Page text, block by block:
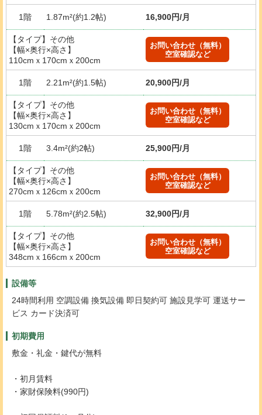
1階 1.87m²(約1.2帖) 16,900円/月
【タイプ】その他
【幅×奥行×高さ】
110cmｘ170cmｘ200cm
お問い合わせ（無料）
空室確認など
1階 2.21m²(約1.5帖) 20,900円/月
【タイプ】その他
【幅×奥行×高さ】
130cmｘ170cmｘ200cm
お問い合わせ（無料）
空室確認など
1階 3.4m²(約2帖) 25,900円/月
【タイプ】その他
【幅×奥行×高さ】
270cmｘ126cmｘ200cm
お問い合わせ（無料）
空室確認など
1階 5.78m²(約2.5帖) 32,900円/月
【タイプ】その他
【幅×奥行×高さ】
348cmｘ166cmｘ200cm
お問い合わせ（無料）
空室確認など
設備等
24時間利用 空調設備 換気設備 即日契約可 施設見学可 運送サー
ビス カード決済可
初期費用
敷金・礼金・鍵代が無料
・初月賃料
・家財保険料(990円)